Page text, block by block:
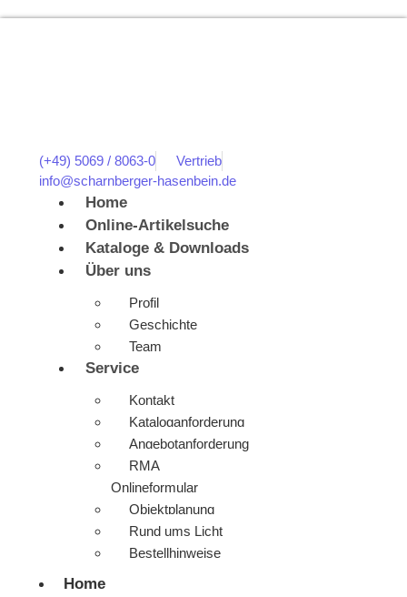
(+49) 5069 / 8063-0
Vertrieb
info@scharnberger-hasenbein.de
Home
Online-Artikelsuche
Kataloge & Downloads
Über uns
Profil
Geschichte
Team
Service
Kontakt
Kataloganforderung
Angebotanforderung
RMA
Onlineformular
Objektplanung
Rund ums Licht
Bestellhinweise
Home